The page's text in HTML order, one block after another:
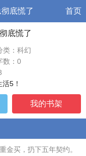
底慌了 首页
底慌了
类：科幻
数：0
5！
我的书架
金买，扔下五年契约。